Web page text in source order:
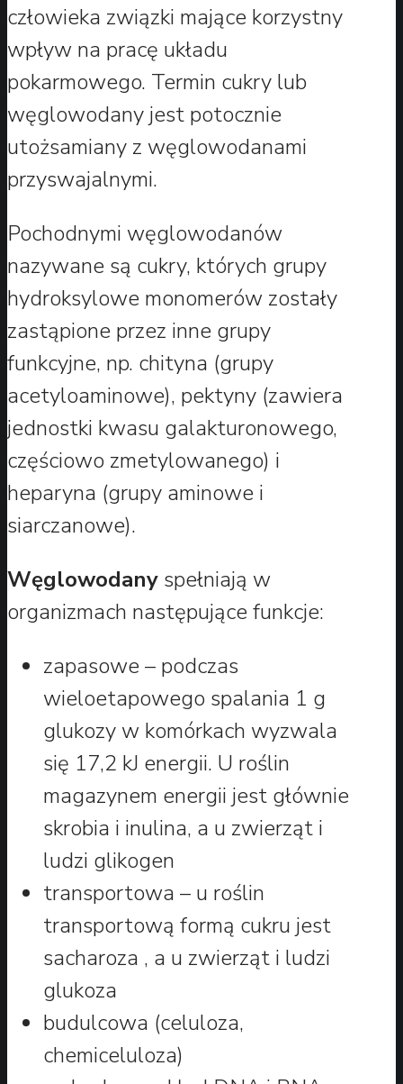
człowieka związki mające korzystny
wpływ na pracę układu
pokarmowego. Termin cukry lub
węglowodany jest potocznie
utożsamiany z węglowodanami
przyswajalnymi.
Pochodnymi węglowodanów
nazywane są cukry, których grupy
hydroksylowe monomerów zostały
zastąpione przez inne grupy
funkcyjne, np. chityna (grupy
acetyloaminowe), pektyny (zawiera
jednostki kwasu galakturonowego,
częściowo zmetylowanego) i
heparyna (grupy aminowe i
siarczanowe).
Węglowodany spełniają w
organizmach następujące funkcje:
zapasowe – podczas
wieloetapowego spalania 1 g
glukozy w komórkach wyzwala
się 17,2 kJ energii. U roślin
magazynem energii jest głównie
skrobia i inulina, a u zwierząt i
ludzi glikogen
transportowa – u roślin
transportową formą cukru jest
sacharoza , a u zwierząt i ludzi
glukoza
budulcowa (celuloza,
chemiceluloza)